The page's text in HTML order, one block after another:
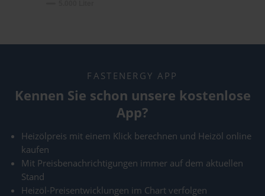
FASTENERGY APP
Kennen Sie schon unsere kostenlose
App?
Heizölpreis mit einem Klick berechnen und Heizöl online
kaufen
Mit Preisbenachrichtigungen immer auf dem aktuellen
Stand
Heizöl-Preisentwicklungen im Chart verfolgen